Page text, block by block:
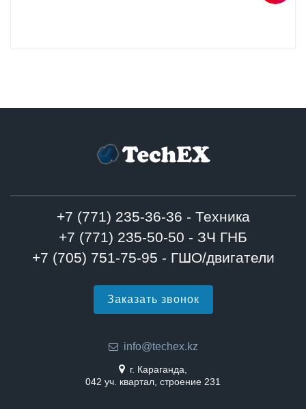
+7 (771) 235-36-36 - Техника
+7 (771) 235-50-50 - ЗЧ ГНБ
+7 (705) 751-75-95 - ГШО/двигатели
Заказать звонок
info@techex.kz
г. Караганда,
042 уч. квартал, строение 231